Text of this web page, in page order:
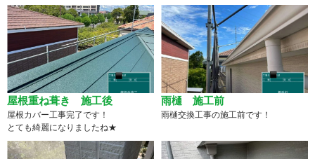
屋根重ね葺き 施工後
屋根カバー工事完了です！
とても綺麗になりましたね★
雨樋 施工前
雨樋交換工事の施工前です！